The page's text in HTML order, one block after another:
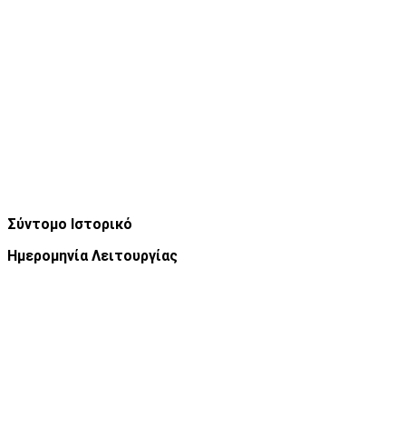
Σύντομο Ιστορικό
Ημερομηνία Λειτουργίας